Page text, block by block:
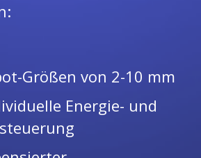
Größen von 2-10 mm
Energie- und